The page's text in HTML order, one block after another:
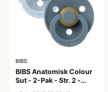
BIBS
BIBS Anatomisk Colour
Sut - 2-Pak - Str. 2 -